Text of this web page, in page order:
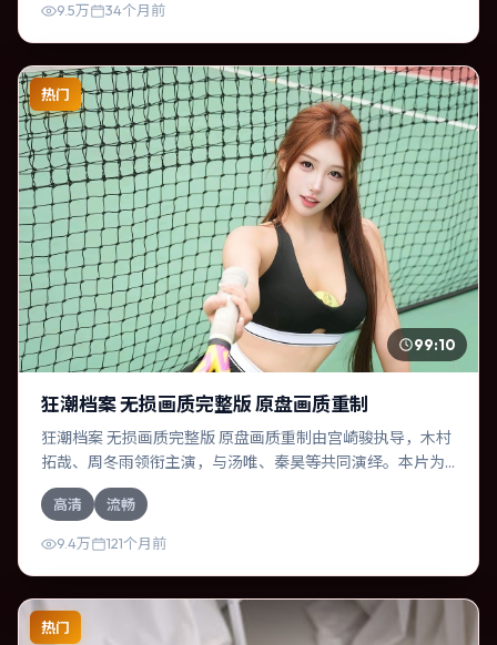
9.5万 34个月前
热门
99:10
狂潮档案 无损画质完整版 原盘画质重制
狂潮档案 无损画质完整版 原盘画质重制由宫崎骏执导，木村
拓哉、周冬雨领衔主演，与汤唯、秦昊等共同演绎。本片为
喜剧类型，主要班底与取景来自加拿大。一桩旧案被重新翻
出，真相与谎言交织。影片整体气质浓烈，节奏紧凑，人物
动机清晰，适合喜欢强情节与细腻表演的观众。
高清 流畅
9.4万 121个月前
热门